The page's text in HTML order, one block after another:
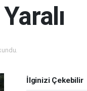
İlginizi Çekebilir